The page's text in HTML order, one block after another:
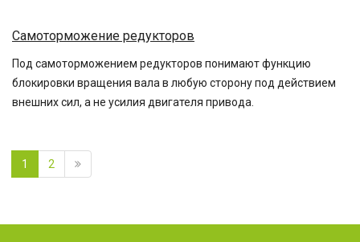
Самоторможение редукторов
Под самоторможением редукторов понимают функцию
блокировки вращения вала в любую сторону под действием
внешних сил, а не усилия двигателя привода.
1 2